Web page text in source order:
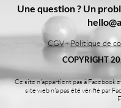
Une question ? Un
CGV-Politique de
COPYRIGHT
Ce site n'appartient pas à Facebook
site web n'a pas été vérifié par